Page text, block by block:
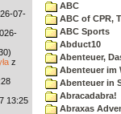
07-
z
13:25
ABC
ABC of CPR,
ABC Sports
Abduct10
Abenteuer,
Abenteuer im
Abenteuer in
Abracadabra!
Abraxas